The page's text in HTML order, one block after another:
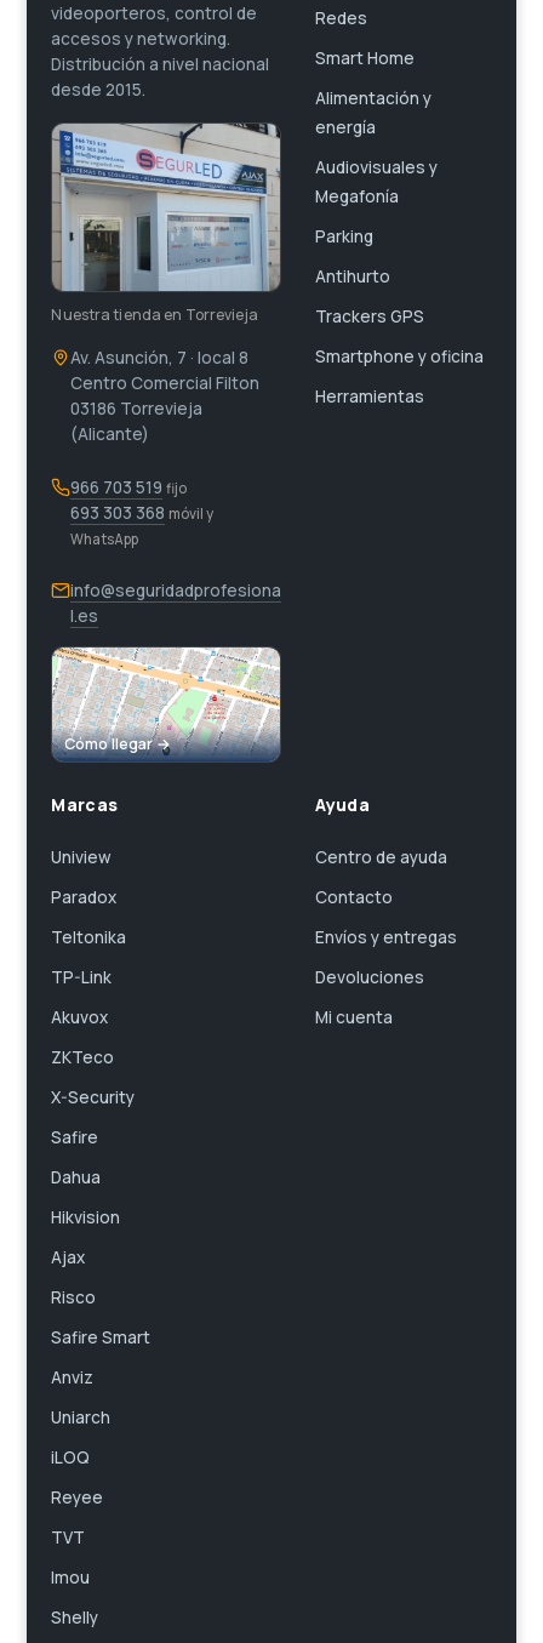
videoporteros, control de
accesos y networking.
Distribución a nivel nacional
desde 2015.
Nuestra tienda en Torrevieja
Av. Asunción, 7 · local 8
Centro Comercial Filton
03186 Torrevieja
(Alicante)
966 703 519 fijo
693 303 368 móvil y
WhatsApp
info@seguridadprofesiona
l.es
Cómo llegar →
Redes
Smart Home
Alimentación y
energía
Audiovisuales y
Megafonía
Parking
Antihurto
Trackers GPS
Smartphone y oficina
Herramientas
Marcas
Uniview
Paradox
Teltonika
TP-Link
Akuvox
ZKTeco
X-Security
Safire
Dahua
Hikvision
Ajax
Risco
Safire Smart
Anviz
Uniarch
iLOQ
Reyee
TVT
Imou
Shelly
Ayuda
Centro de ayuda
Contacto
Envíos y entregas
Devoluciones
Mi cuenta